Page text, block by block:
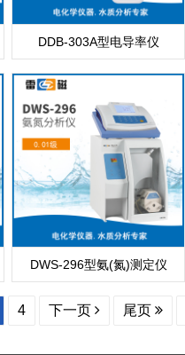
DDB-303A型电导率仪
DWS-296型氨(氮)测定仪
4 下一页 尾页